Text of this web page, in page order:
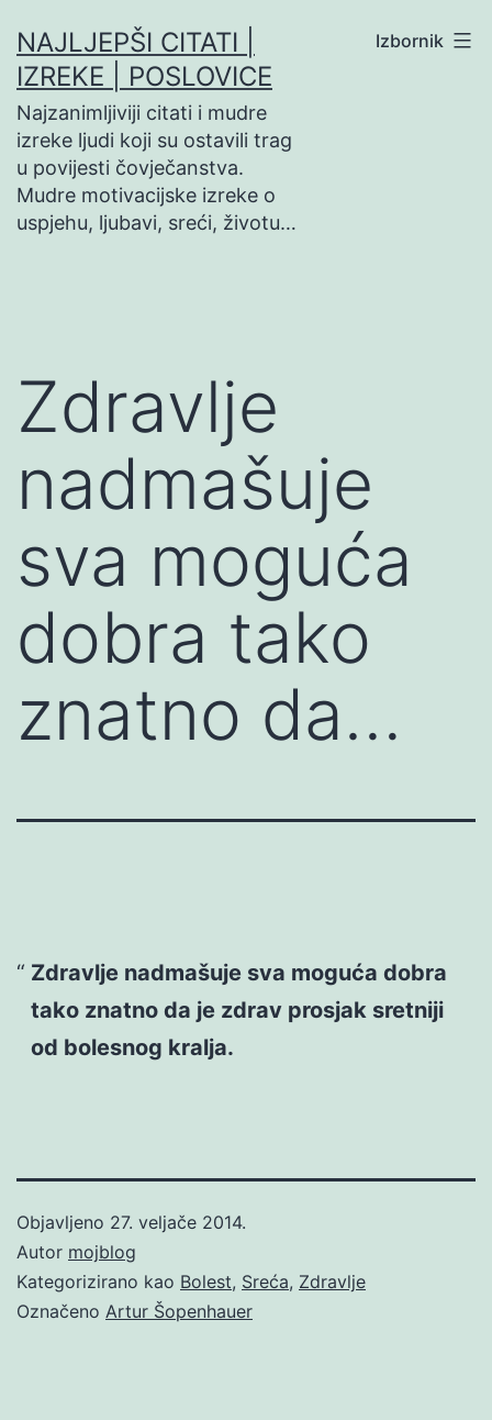
na
sadržaj
NAJLJEPŠI CITATI |
IZREKE | POSLOVICE
Najzanimljiviji citati i mudre
izreke ljudi koji su ostavili trag
u povijesti čovječanstva.
Mudre motivacijske izreke o
uspjehu, ljubavi, sreći, životu…
Izbornik
Zdravlje
nadmašuje
sva moguća
dobra tako
znatno da…
Zdravlje nadmašuje sva moguća dobra
tako znatno da je zdrav prosjak sretniji
od bolesnog kralja.
Objavljeno 27. veljače 2014.
Autor mojblog
Kategorizirano kao Bolest, Sreća, Zdravlje
Označeno Artur Šopenhauer